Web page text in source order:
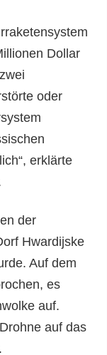
Dollar
oder
erklärte
der
Hwardijske
Auf dem
es
auf.
auf das